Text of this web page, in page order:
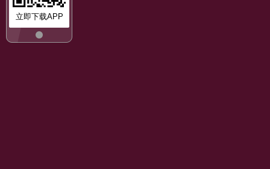
立即下载APP